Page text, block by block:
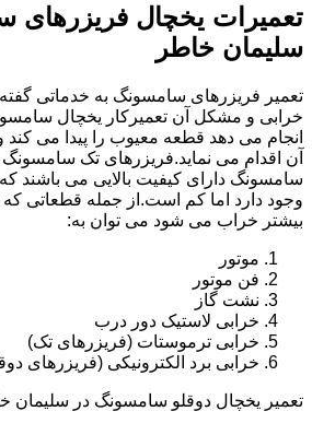
تعمیرات یخچال فریزرهای
سلیمان خاطر
تعمیر فریزرهای سامسونگ به خدماتی
خرابی و مشکل آن تعمیرکار یخچال
انجام می دهد قطعه معیوب را پیدا می
آن اقدام می نماید.فریزرهای تک سامسونگ
سامسونگ دارای کیفیت بالایی می باشند
وجود دارد اما کم است.از جمله قطعاتی
بیشتر خراب می شود می توان به:
موتور
فن موتور
نشت گاز
خرابی لاستیک دور درب
خرابی ترموستات (فریزرهای تک)
خرابی برد الکترونیکی (فریزرهای
تعمیر یخچال دوقلو سامسونگ در سلیمان